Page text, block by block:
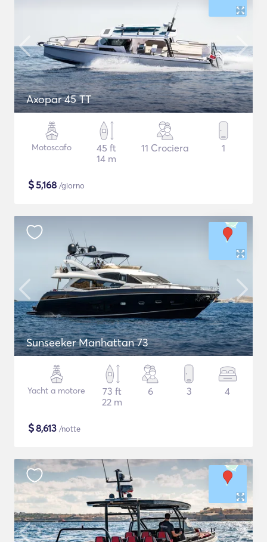
Axopar 45 TT
Motoscafo
45 ft
14 m
11 Crociera 1
$5,168 /giorno
Sunseeker Manhattan 73
Yacht a motore
73 ft
22 m
6 3 4
$8,613 /notte